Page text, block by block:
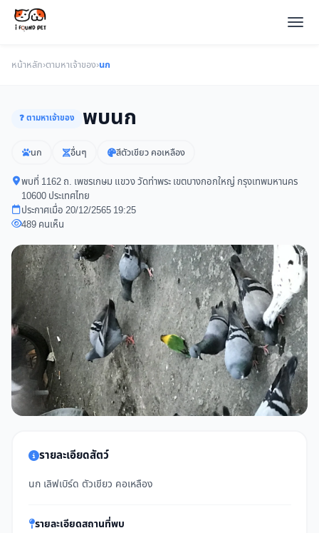
หน้าหลัก›ตามหาเจ้าของ›นก
❓ ตามหาเจ้าของ พบนก
นก อื่นๆ สีตัวเขียว คอเหลือง
พบที่ 1162 ถ. เพชรเกษม แขวง วัดท่าพระ เขตบางกอกใหญ่ กรุงเทพมหานคร
10600 ประเทศไทย
ประกาศเมื่อ 20/12/2565 19:25
489 คนเห็น
รายละเอียดสัตว์
นก เลิฟเบิร์ด ตัวเขียว คอเหลือง
รายละเอียดสถานที่พบ